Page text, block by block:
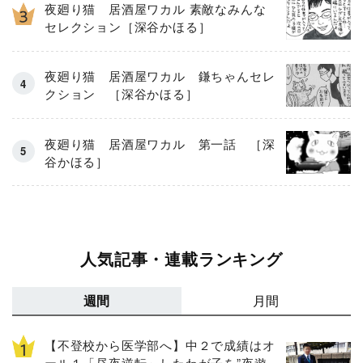
夜廻り猫 居酒屋ワカル 素敵なみんな
セレクション［深谷かほる］
夜廻り猫 居酒屋ワカル 鎌ちゃんセレ
クション ［深谷かほる］
夜廻り猫 居酒屋ワカル 第一話 ［深
谷かほる］
人気記事・連載ランキング
週間 月間
【不登校から医学部へ】中２で成績はオ